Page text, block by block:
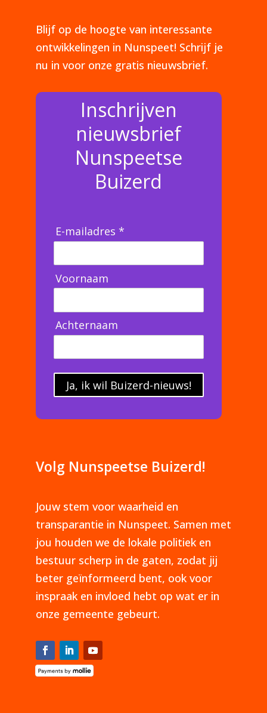
Blijf op de hoogte van interessante
ontwikkelingen in Nunspeet! Schrijf je
nu in voor onze gratis nieuwsbrief.
Inschrijven
nieuwsbrief
Nunspeetse
Buizerd
E-mailadres *
Voornaam
Achternaam
Ja, ik wil Buizerd-nieuws!
Volg Nunspeetse Buizerd!
Jouw stem voor waarheid en
transparantie in Nunspeet. Samen met
jou houden we de lokale politiek en
bestuur scherp in de gaten, zodat jij
beter geïnformeerd bent, ook voor
inspraak en invloed hebt op wat er in
onze gemeente gebeurt.